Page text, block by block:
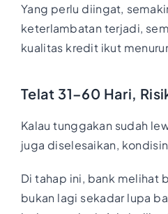
Yang perlu diingat,
keterlambatan terjadi,
kualitas kredit ikut
Telat 31–60 Hari,
Kalau tunggakan sudah
juga diselesaikan,
Di tahap ini, bank melihat
bukan lagi sekadar lupa